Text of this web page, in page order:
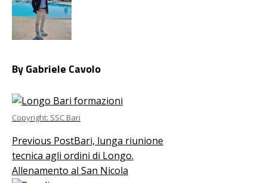
By Gabriele Cavolo
Copyright: SSC Bari
Previous PostBari, lunga riunione
tecnica agli ordini di Longo.
Allenamento al San Nicola